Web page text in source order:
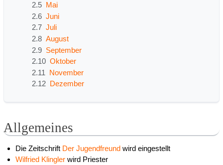
2.5 Mai
2.6 Juni
2.7 Juli
2.8 August
2.9 September
2.10 Oktober
2.11
November
2.12 Dezember
Allgemeines
Die Zeitschrift Der Jugendfreund wird eingestellt
Wilfried Klingler wird Priester